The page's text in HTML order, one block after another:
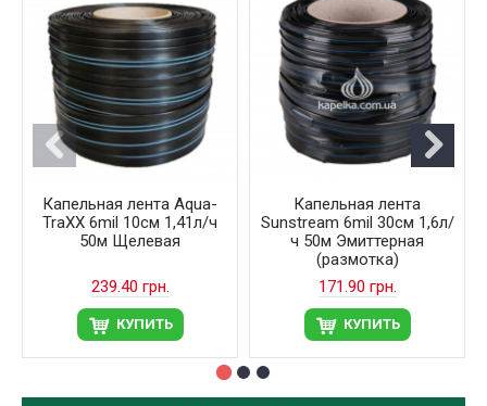
Капельная лента Aqua-
TraXX 6mil 10см 1,41л/ч
50м Щелевая
239.40 грн.
КУПИТЬ
Капельная лента
Sunstream 6mil 30см 1,6л/
ч 50м Эмиттерная
(размотка)
171.90 грн.
КУПИТЬ